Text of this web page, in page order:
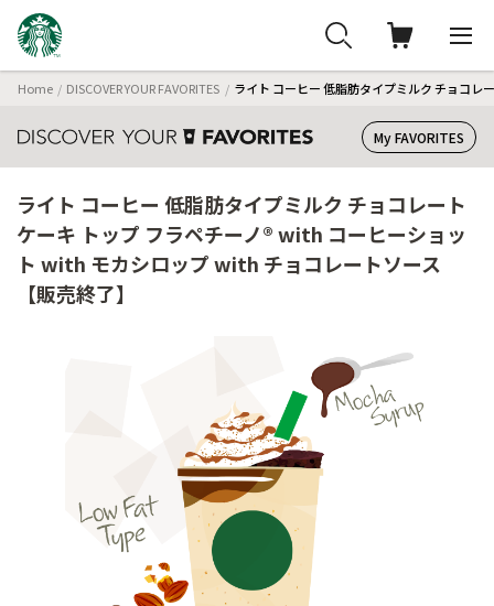
Home DISCOVER YOUR FAVORITES ライト コーヒー 低脂肪タイプミルク チョコ
My FAVORITES
ライト コーヒー 低脂肪タイプミルク チョコレート
ケーキ トップ フラペチーノ® with コーヒーショッ
ト with モカシロップ with チョコレートソース
【販売終了】